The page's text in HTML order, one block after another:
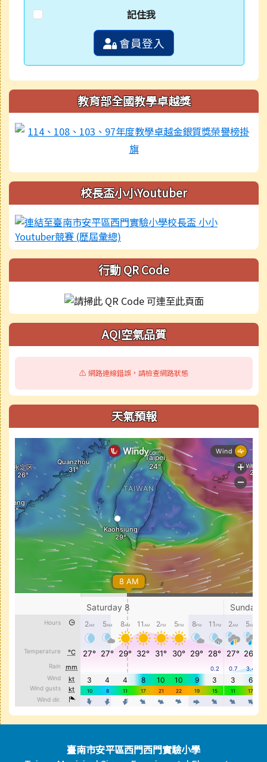
記住我
會員登入
教育部全國教學卓越獎
校長盃小小Youtuber
行動 QR Code
AQI空氣品質
⚠️ 網路連線錯誤，請檢查網路狀態
天氣預報
頁尾區域內容臺南市安平區西門西門實驗小學